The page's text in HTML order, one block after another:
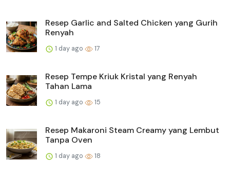
Resep Garlic and Salted Chicken yang Gurih
Renyah
1 day ago 17
Resep Tempe Kriuk Kristal yang Renyah
Tahan Lama
1 day ago 15
Resep Makaroni Steam Creamy yang Lembut
Tanpa Oven
1 day ago 18